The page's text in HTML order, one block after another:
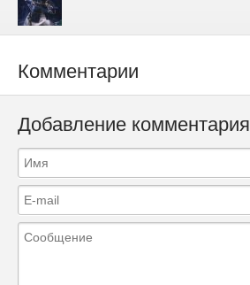
Комментарии
Добавление комментария